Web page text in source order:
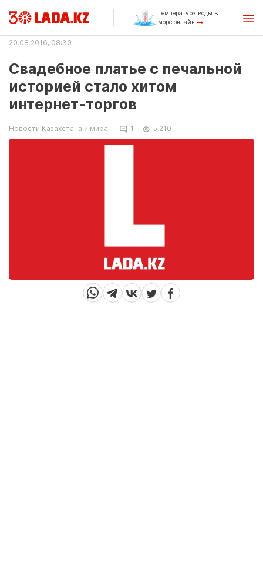
Температура воды в
море онлайн
20.08.2016, 08:30
Свадебное платье с печальной
историей стало хитом
интернет-торгов
Новости Казахстана и мира 1 5 210